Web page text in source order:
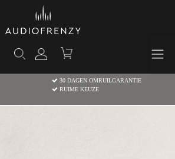
30 DAGEN OMRUILGARANTIE
RUIME KEUZE